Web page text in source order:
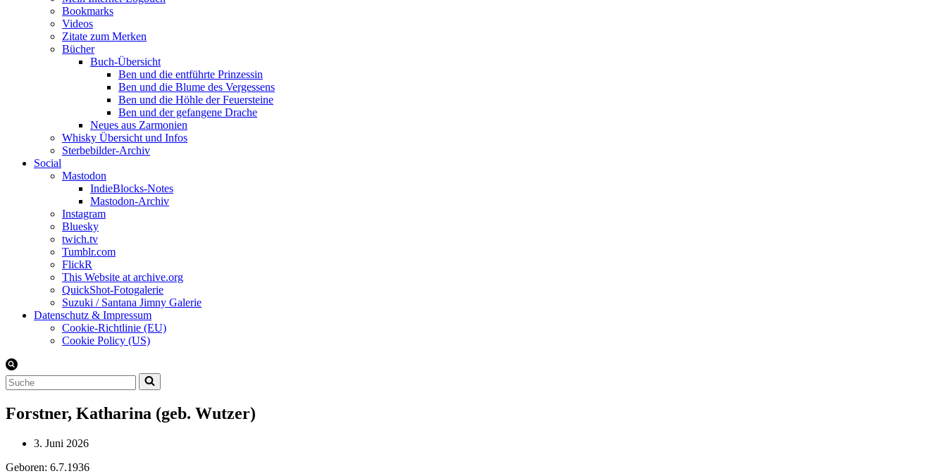
Bookmarks
Videos
Zitate zum Merken
Bücher
Buch-Übersicht
Ben und die entführte Prinzessin
Ben und die Blume des Vergessens
Ben und die Höhle der Feuersteine
Ben und der gefangene Drache
Neues aus Zarmonien
Whisky Übersicht und Infos
Sterbebilder-Archiv
Social
Mastodon
IndieBlocks-Notes
Mastodon-Archiv
Instagram
Bluesky
twich.tv
Tumblr.com
FlickR
This Website at archive.org
QuickShot-Fotogalerie
Suzuki / Santana Jimny Galerie
Datenschutz & Impressum
Cookie-Richtlinie (EU)
Cookie Policy (US)
Suchen
nach …
Forstner, Katharina (geb. Wutzer)
3. Juni 2026
Geboren: 6.7.1936